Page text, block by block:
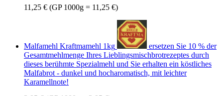
11,25 € (GP 1000g = 11,25 €)
Malfamehl Kraftmamehl 1kg
ersetzen Sie 10 % der
Gesamtmehlmenge Ihres Lieblingsmischbrotrezeptes durch
dieses berühmte Spezialmehl und Sie erhalten ein köstliches
Malfabrot - dunkel und hocharomatisch, mit leichter
Karamellnote!